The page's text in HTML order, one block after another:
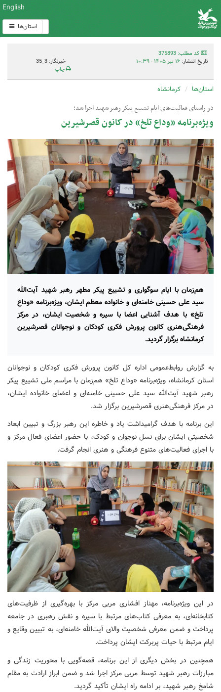
English
استان‌ها
کد مطلب: 375893
تاریخ انتشار: ۱۶ تیر ۱۴۰۵ - ۱۰:۳۹
خبرنگار: 3_35
چاپ
استان‌ها کرمانشاه
در راستای فعالیت‌های ایام تشییع پیکر رهبر شهید اجرا شد؛
ویژه‌برنامه «وداع تلخ» در کانون قصرشیرین
هم‌زمان با ایام سوگواری و تشییع پیکر مطهر رهبر شهید آیت‌الله
سید علی حسینی خامنه‌ای و خانواده معظم ایشان، ویژه‌برنامه «وداع
تلخ» با هدف آشنایی اعضا با سیره و شخصیت ایشان، در مرکز
فرهنگی‌هنری کانون پرورش فکری کودکان و نوجوانان قصرشیرین
کرمانشاه برگزار گردید.
به گزارش روابط‌عمومی اداره کل کانون پرورش فکری کودکان و نوجوانان
استان کرمانشاه، ویژه‌برنامه «وداع تلخ» هم‌زمان با مراسم ملی تشییع پیکر
رهبر شهید آیت‌الله سید علی حسینی خامنه‌ای و اعضای خانواده ایشان،
در مرکز فرهنگی‌هنری قصرشیرین برگزار شد.
این برنامه با هدف گرامیداشت یاد و خاطره این رهبر بزرگ و تبیین ابعاد
شخصیتی ایشان برای نسل نوجوان و کودک، با حضور اعضای فعال مرکز و
با اجرای فعالیت‌های متنوع فرهنگی و هنری انجام گرفت.
در این ویژه‌برنامه، مهناز افشاری مربی مرکز با بهره‌گیری از ظرفیت‌های
کتابخانه‌ای، به معرفی کتاب‌های مرتبط با سیره و نقش رهبری در جامعه
پرداخت و ضمن معرفی شخصیت والای آیت‌الله خامنه‌ای، به تبیین وقایع و
ایام مرتبط با حیات پربرکت ایشان پرداخت.
همچنین در بخش دیگری از این برنامه، قصه‌گویی با محوریت زندگی و
مبارزات رهبر شهید توسط مربی مرکز اجرا شد و ضمن ابراز ارادت به مقام
شامخ رهبر شهید، بر ادامه راه ایشان تأکید گردید.